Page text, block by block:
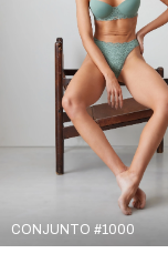
CONJUNTO #1000